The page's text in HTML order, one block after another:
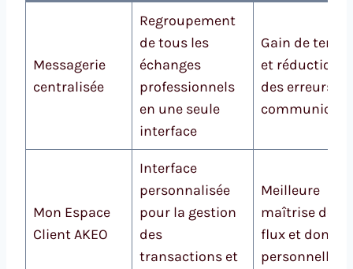
Messagerie
centralisée
Regroupement
de tous les
échanges
professionnels
en une seule
interface
Gain de
et réduction
des erreurs de
Mon Espace
Client AKEO
Interface
personnalisée
pour la gestion
des
transactions et
Meilleure
maîtrise des
flux et
personnelles